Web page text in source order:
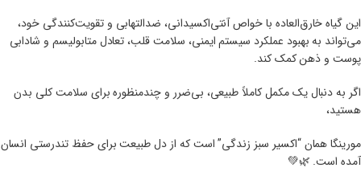
این گیاه خارق‌العاده با خواص آنتی‌اکسیدانی، ضدالتهابی و تقویت‌کنندگی خود،
می‌تواند به بهبود عملکرد سیستم ایمنی، سلامت قلب، تعادل متابولیسم و شادابی
پوست و ذهن کمک کند.
اگر به دنبال یک مکمل کاملاً طبیعی، بی‌ضرر و چندمنظوره برای سلامت کلی بدن
هستید،
مورینگا همان “اکسیر سبز زندگی” است که از دل طبیعت برای حفظ تندرستی انسان
آمده است. 🌿💚